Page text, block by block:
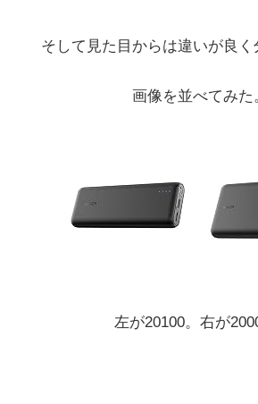
そして見た目からは違いが良
画像を並べてみた
左が20100。右が